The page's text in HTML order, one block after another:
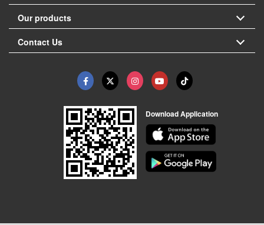
Our products
Contact Us
Download Application